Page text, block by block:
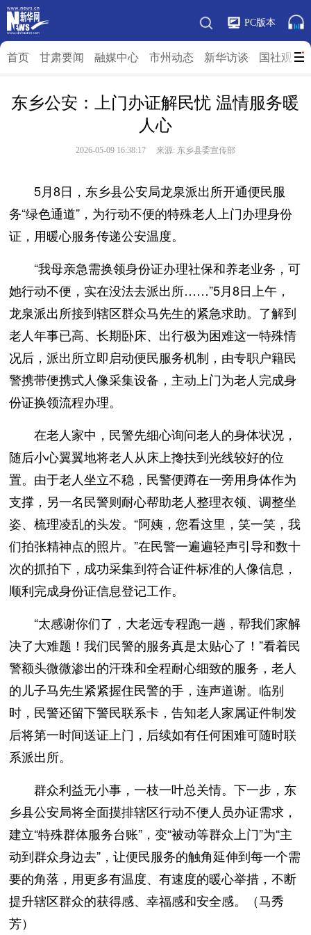
PC版本
首页 甘肃要闻 融媒中心 市州动态 新华访谈 国社观”陇
东乡公安：上门办证解民忧 温情服务暖
人心
2026-05-09 16:38:17 来源: 东乡县委宣传部
5月8日，东乡县公安局龙泉派出所开通便民服
务“绿色通道”，为行动不便的特殊老人上门办理身份
证，用暖心服务传递公安温度。
“我母亲急需换领身份证办理社保和养老业务，可
她行动不便，实在没法去派出所……”5月8日上午，
龙泉派出所接到辖区群众马先生的紧急求助。了解到
老人年事已高、长期卧床、出行极为困难这一特殊情
况后，派出所立即启动便民服务机制，由专职户籍民
警携带便携式人像采集设备，主动上门为老人完成身
份证换领流程办理。
在老人家中，民警先细心询问老人的身体状况，
随后小心翼翼地将老人从床上搀扶到光线较好的位
置。由于老人坐立不稳，民警便蹲在一旁用身体作为
支撑，另一名民警则耐心帮助老人整理衣领、调整坐
姿、梳理凌乱的头发。“阿姨，您看这里，笑一笑，我
们拍张精神点的照片。”在民警一遍遍轻声引导和数十
次的抓拍下，成功采集到符合证件标准的人像信息，
顺利完成身份证信息登记工作。
“太感谢你们了，大老远专程跑一趟，帮我们家解
决了大难题！我们民警的服务真是太贴心了！”看着民
警额头微微渗出的汗珠和全程耐心细致的服务，老人
的儿子马先生紧紧握住民警的手，连声道谢。临别
时，民警还留下警民联系卡，告知老人家属证件制发
后将第一时间送证上门，后续如有任何困难可随时联
系派出所。
群众利益无小事，一枝一叶总关情。下一步，东
乡县公安局将全面摸排辖区行动不便人员办证需求，
建立“特殊群体服务台账”，变“被动等群众上门”为“主
动到群众身边去”，让便民服务的触角延伸到每一个需
要的角落，用更多有温度、有速度的暖心举措，不断
提升辖区群众的获得感、幸福感和安全感。（马秀
芳）